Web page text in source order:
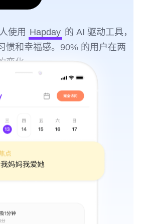
使用 Hapday 的 AI 驱动工具，
惯和幸福感。90% 的用户在两
变化。